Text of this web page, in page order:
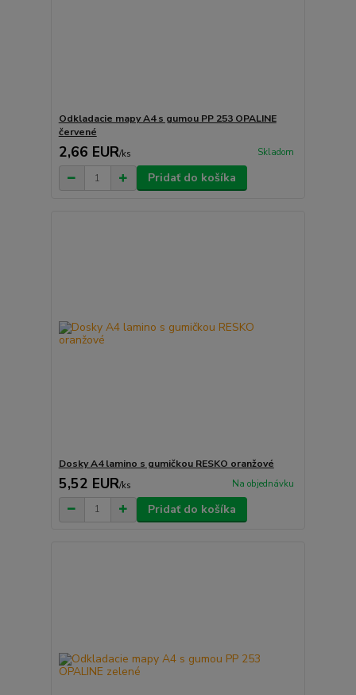
Odkladacie mapy A4 s gumou PP 253 OPALINE
červené
2,66 EUR/ks Skladom
Pridať do košíka
Dosky A4 lamino s gumičkou RESKO oranžové
5,52 EUR/ks Na objednávku
Pridať do košíka